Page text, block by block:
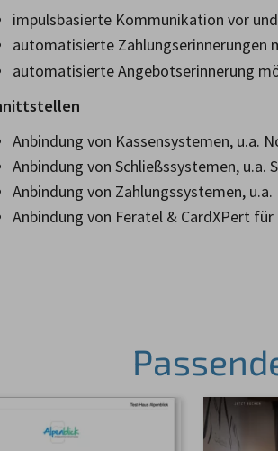
impulsbasierte Kommunikation vor
automatisierte Zahlungserinnerungen
automatisierte Angebotserinnerung
Anbindung von Kassensystemen, u.a.
Anbindung von Schließssystemen, u.a.
Anbindung von Zahlungssystemen, u.a.
Anbindung von Feratel & CardXPert